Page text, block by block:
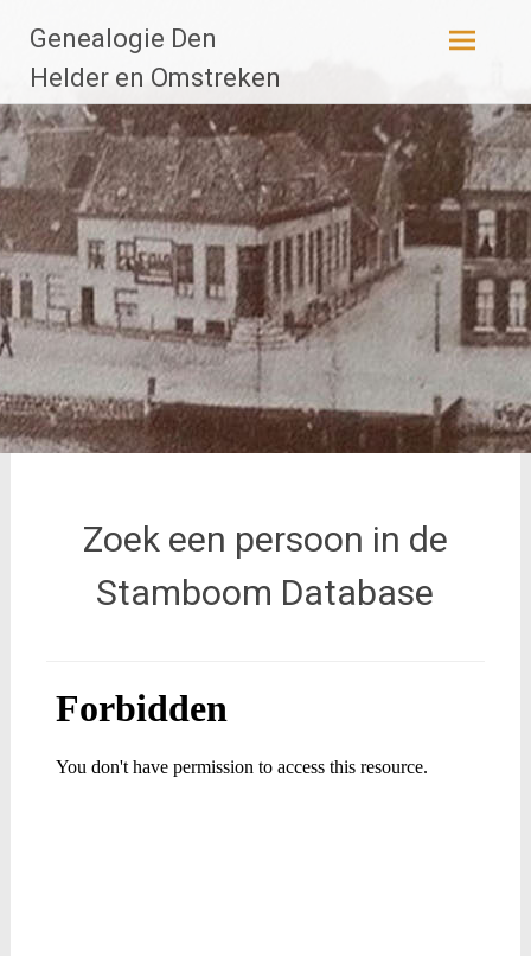
naar
inhoud
Genealogie Den
Helder en Omstreken
Zoek een persoon in de
Stamboom Database